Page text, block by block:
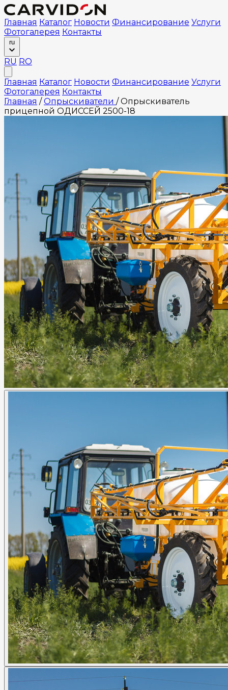
Главная Каталог Новости Финансирование Услуги
Фотогалерея Контакты
ru
RU RO
Главная Каталог Новости Финансирование Услуги
Фотогалерея Контакты
Главная / Опрыскиватели / Опрыскиватель
прицепной ОДИССЕЙ 2500-18